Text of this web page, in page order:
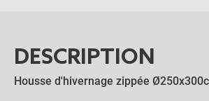
DESCRIPTION
Housse d'hivernage zippée